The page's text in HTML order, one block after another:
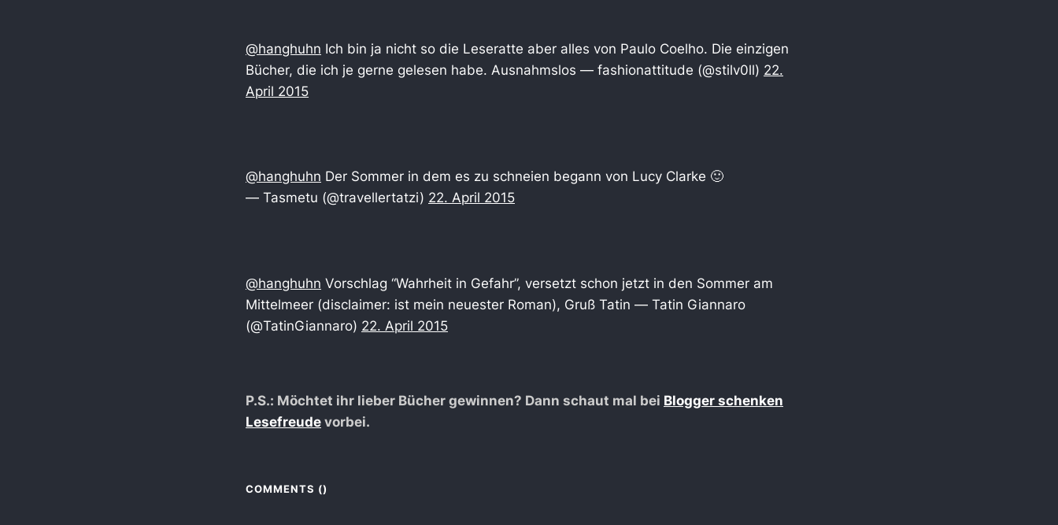
@hanghuhn Ich bin ja nicht so die Leseratte aber alles von Paulo Coelho. Die einzigen
Bücher, die ich je gerne gelesen habe. Ausnahmslos — fashionattitude (@stilv0ll) 22.
April 2015
@hanghuhn Der Sommer in dem es zu schneien begann von Lucy Clarke 🙂
— Tasmetu (@travellertatzi) 22. April 2015
@hanghuhn Vorschlag “Wahrheit in Gefahr”, versetzt schon jetzt in den Sommer am
Mittelmeer (disclaimer: ist mein neuester Roman), Gruß Tatin — Tatin Giannaro
(@TatinGiannaro) 22. April 2015
P.S.: Möchtet ihr lieber Bücher gewinnen? Dann schaut mal bei Blogger schenken
Lesefreude vorbei.
COMMENTS ()